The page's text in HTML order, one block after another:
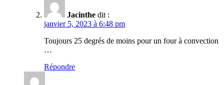
Jacinthe dit :
janvier 5, 2023 à 6:48 pm
Toujours 25 degrés de moins pour un four à convection
…
Répondre